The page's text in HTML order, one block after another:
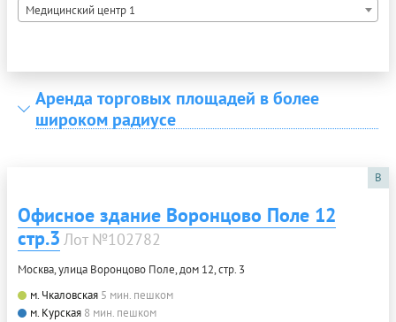
Медицинский центр 1
Аренда торговых площадей в более
широком радиусе
B
Офисное здание Воронцово Поле 12
стр.3 Лот №102782
Москва, улица Воронцово Поле, дом 12, стр. 3
м. Чкаловская 5 мин. пешком
м. Курская 8 мин. пешком